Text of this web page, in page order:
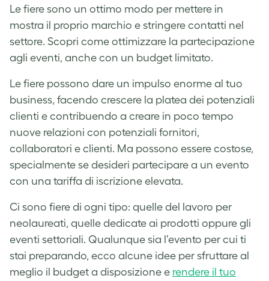
Le fiere sono un ottimo modo per mettere in
mostra il proprio marchio e stringere contatti nel
settore. Scopri come ottimizzare la partecipazione
agli eventi, anche con un budget limitato.
Le fiere possono dare un impulso enorme al tuo
business, facendo crescere la platea dei potenziali
clienti e contribuendo a creare in poco tempo
nuove relazioni con potenziali fornitori,
collaboratori e clienti. Ma possono essere costose,
specialmente se desideri partecipare a un evento
con una tariffa di iscrizione elevata.
Ci sono fiere di ogni tipo: quelle del lavoro per
neolaureati, quelle dedicate ai prodotti oppure gli
eventi settoriali. Qualunque sia l’evento per cui ti
stai preparando, ecco alcune idee per sfruttare al
meglio il budget a disposizione e rendere il tuo